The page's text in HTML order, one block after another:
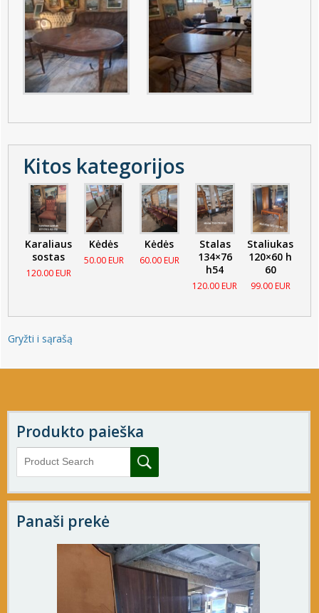
Kitos kategorijos
Karaliaus
sostas
120.00 EUR
Kėdės
50.00 EUR
Kėdės
60.00 EUR
Stalas
134×76
h54
120.00 EUR
Staliukas
120×60 h
60
99.00 EUR
Gryžti i sąrašą
Produkto paieška
Panaši prekė